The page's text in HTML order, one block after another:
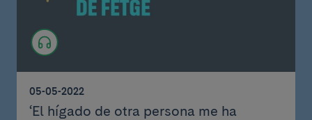
05-05-2022
‘El hígado de otra persona me ha